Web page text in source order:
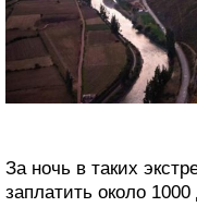
За ночь в таких
заплатить около